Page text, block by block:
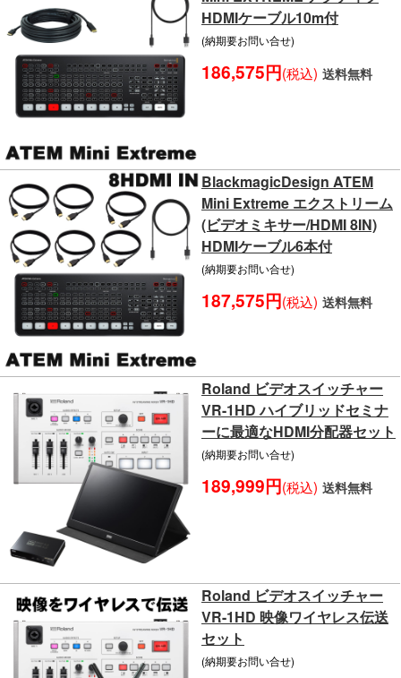
HDMIケーブル10m付
(納期要お問い合せ)
186,575円(税込) 送料無料
BlackmagicDesign ATEM
Mini Extreme エクストリーム
(ビデオミキサー/HDMI 8IN)
HDMIケーブル6本付
(納期要お問い合せ)
187,575円(税込) 送料無料
Roland ビデオスイッチャー
VR-1HD ハイブリッドセミナ
ーに最適なHDMI分配器セット
(納期要お問い合せ)
189,999円(税込) 送料無料
Roland ビデオスイッチャー
VR-1HD 映像ワイヤレス伝送
セット
(納期要お問い合せ)